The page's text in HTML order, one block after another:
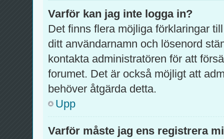
Varför kan jag inte logga in?
Det finns flera möjliga förklaringar
ditt användarnamn och lösenord
kontakta administratören för att
forumet. Det är också möjligt att
behöver åtgärda detta.
Upp
Varför måste jag ens registrera